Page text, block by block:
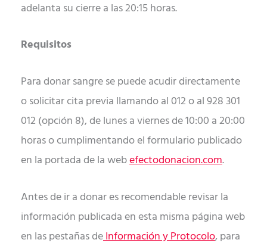
adelanta su cierre a las 20:15 horas.
Requisitos
Para donar sangre se puede acudir directamente
o solicitar cita previa llamando al 012 o al 928 301
012 (opción 8), de lunes a viernes de 10:00 a 20:00
horas o cumplimentando el formulario publicado
en la portada de la webefectodonacion.com.
Antes de ir a donar es recomendable revisar la
información publicada en esta misma página web
en las pestañas deInformación y Protocolo, para